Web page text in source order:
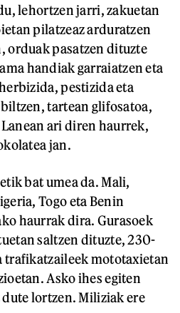
lehortzen jarri, zakuetan
pilatzeaz arduratzen
orduak pasatzen dituzte
handiak garraiatzen eta
pestizida eta
tartean glifosatoa,
ari diren haurrek,
jan.
bat umea da. Mali,
Togo eta Benin
haurrak dira. Gurasoek
saltzen dituzte, 230-
trafikatzaileek mototaxietan
Asko ihes egiten
lortzen. Miliziak ere